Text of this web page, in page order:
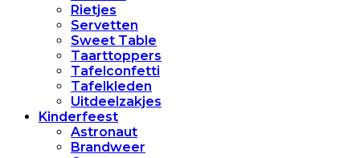
Rietjes
Servetten
Sweet Table
Taarttoppers
Tafelconfetti
Tafelkleden
Uitdeelzakjes
Kinderfeest
Astronaut
Brandweer